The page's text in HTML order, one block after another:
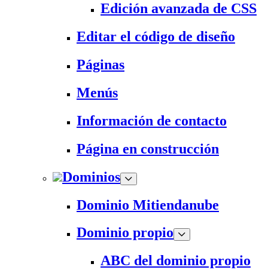
Edición avanzada de CSS
Editar el código de diseño
Páginas
Menús
Información de contacto
Página en construcción
Dominios
Dominio Mitiendanube
Dominio propio
ABC del dominio propio